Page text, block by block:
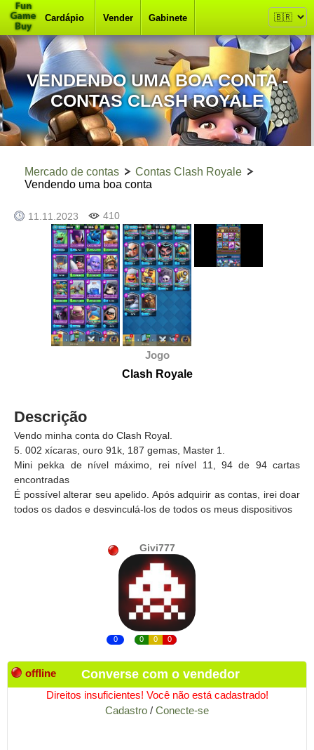
Cardápio Vender Gabinete
VENDENDO UMA BOA CONTA -
CONTAS CLASH ROYALE
Mercado de contas
Contas Clash Royale
Vendendo uma boa conta
11.11.2023 410
Jogo
Clash Royale
Descrição
Vendo minha conta do Clash Royal.
5. 002 xícaras, ouro 91k, 187 gemas, Master 1.
Mini pekka de nível máximo, rei nível 11, 94 de 94 cartas
encontradas
É possível alterar seu apelido. Após adquirir as contas, irei doar
todos os dados e desvinculá-los de todos os meus dispositivos
Givi777
0 0 0 0
offline Converse com o vendedor
Direitos insuficientes! Você não está cadastrado!
Cadastro / Conecte-se